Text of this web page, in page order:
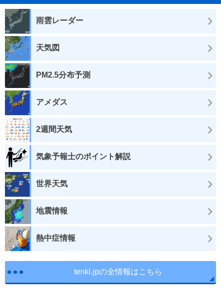
雨雲レーダー
天気図
PM2.5分布予測
アメダス
2週間天気
気象予報士のポイント解説
世界天気
地震情報
熱中症情報
tenki.jpの全情報はこちら